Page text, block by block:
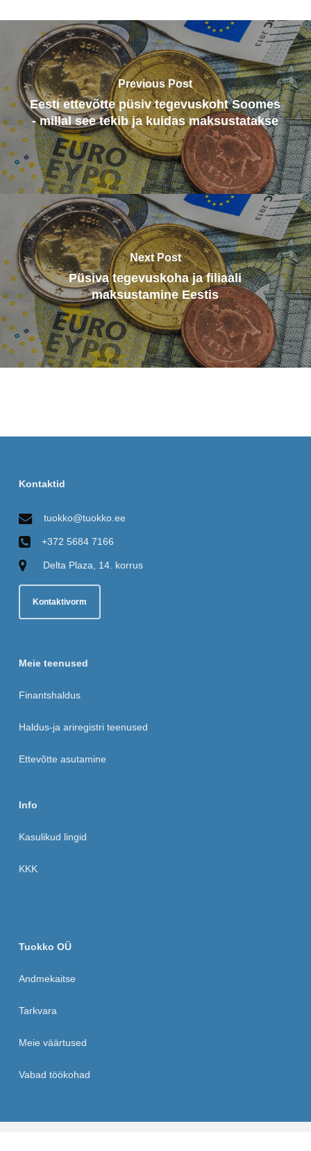
Previous Post
Eesti ettevõtte püsiv tegevuskoht Soomes
- millal see tekib ja kuidas maksustatakse
Next Post
Püsiva tegevuskoha ja filiaali
maksustamine Eestis
Kontaktid
tuokko@tuokko.ee
+372 5684 7166
Delta Plaza, 14. korrus
Kontaktivorm
Meie teenused
Finantshaldus
Haldus-ja ariregistri teenused
Ettevõtte asutamine
Info
Kasulikud lingid
KKK
Tuokko OÜ
Andmekaitse
Tarkvara
Meie väärtused
Vabad töökohad